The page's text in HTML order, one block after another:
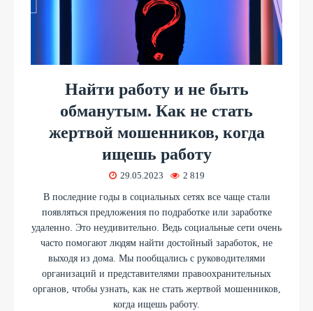
Найти работу и не быть
обманутым. Как не стать
жертвой мошенников, когда
ищешь работу
29.05.2023 2 819
В последние годы в социальных сетях все чаще стали
появляться предложения по подработке или заработке
удаленно. Это неудивительно. Ведь социальные сети очень
часто помогают людям найти достойный заработок, не
выходя из дома. Мы пообщались с руководителями
организаций и представителями правоохранительных
органов, чтобы узнать, как не стать жертвой мошенников,
когда ищешь работу.